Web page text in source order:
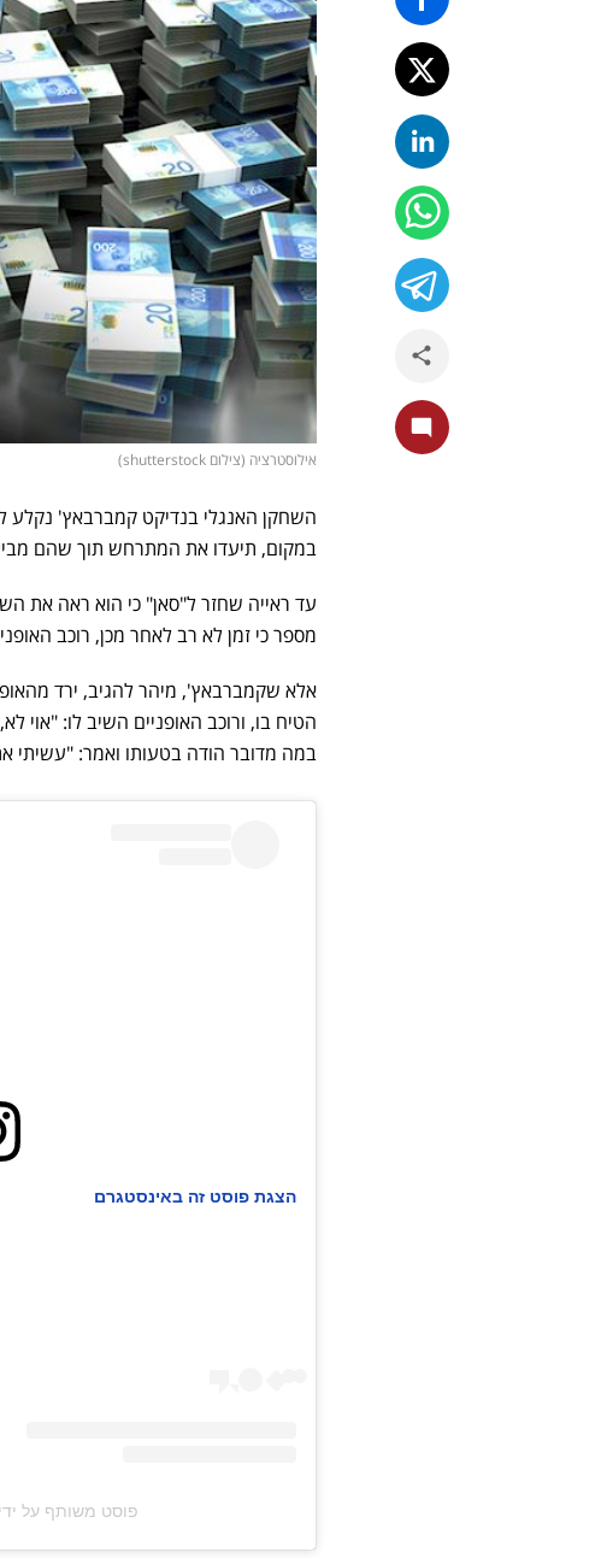
אילוסטרציה (צילום shutterstock)
השחקן האנגלי בנדיקט קמברבאץ' נקלע
במקום, תיעדו את המתרחש תוך שהם
עד ראייה שחזר ל"סאן" כי הוא ראה את
מספר כי זמן לא רב לאחר מכן, רוכב
אלא שקמברבאץ', מיהר להגיב, ירד
הטיח בו, ורוכב האופניים השיב לו:
במה מדובר הודה בטעותו ואמר: "עשיתי
הצגת פוסט זה באינסטגרם
פוסט משותף על ידי ‏‎The Sun‎‏ (@‏‎thesun‎‏)